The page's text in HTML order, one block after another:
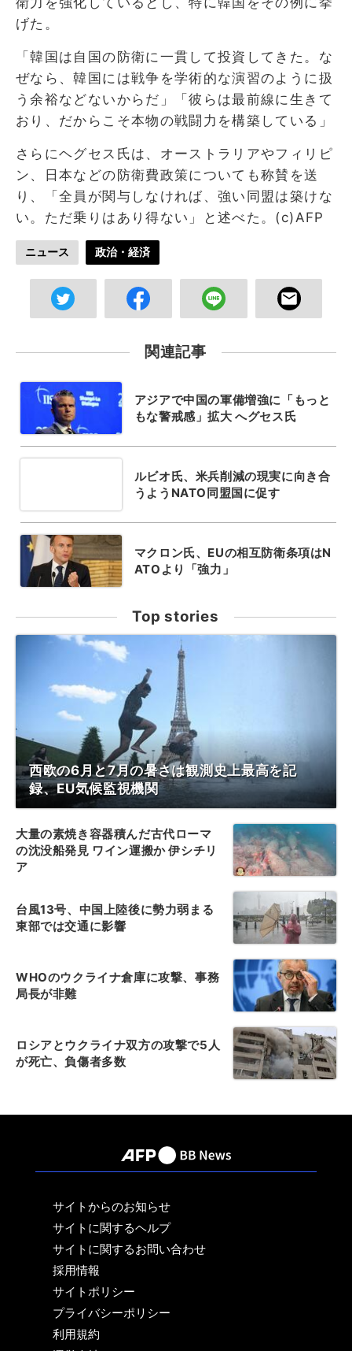
げた。
「韓国は自国の防衛に一貫して投資してきた。な
ぜなら、韓国には戦争を学術的な演習のように扱
う余裕などないからだ」「彼らは最前線に生きて
おり、だからこそ本物の戦闘力を構築している」
さらにヘグセス氏は、オーストラリアやフィリピ
ン、日本などの防衛費政策についても称賛を送
り、「全員が関与しなければ、強い同盟は築けな
い。ただ乗りはあり得ない」と述べた。(c)AFP
ニュース 政治・経済
関連記事
アジアで中国の軍備増強に「もっと
もな警戒感」拡大 へグセス氏
ルビオ氏、米兵削減の現実に向き合
うようNATO同盟国に促す
マクロン氏、EUの相互防衛条項はN
ATOより「強力」
Top stories
西欧の6月と7月の暑さは観測史上最高を記
録、EU気候監視機関
大量の素焼き容器積んだ古代ローマ
の沈没船発見 ワイン運搬か 伊シチリ
ア
台風13号、中国上陸後に勢力弱まる
東部では交通に影響
WHOのウクライナ倉庫に攻撃、事務
局長が非難
ロシアとウクライナ双方の攻撃で5人
が死亡、負傷者多数
サイトからのお知らせ
サイトに関するヘルプ
サイトに関するお問い合わせ
採用情報
サイトポリシー
プライバシーポリシー
利用規約